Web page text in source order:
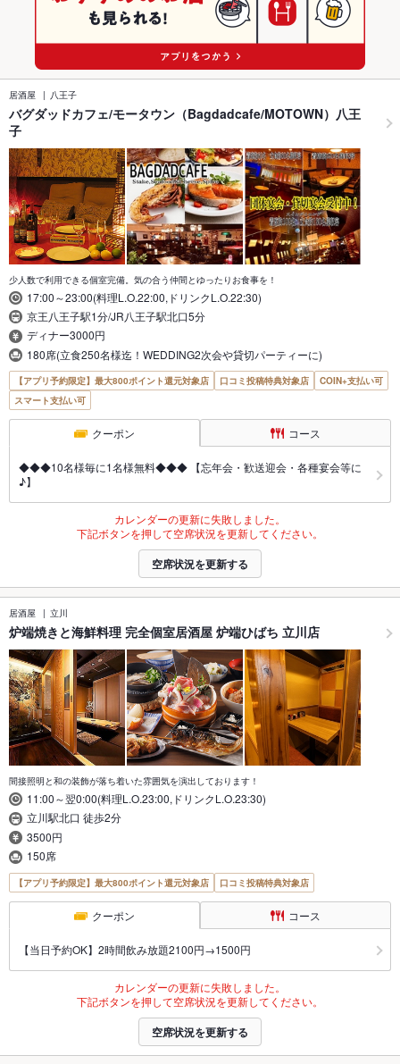
居酒屋 八王子
バグダッドカフェ/モータウン（Bagdadcafe/MOTOWN）八王
子
少人数で利用できる個室完備。気の合う仲間とゆったりお食事を！
17:00～23:00(料理L.O.22:00,ドリンクL.O.22:30)
京王八王子駅1分/JR八王子駅北口5分
ディナー3000円
180席(立食250名様迄！WEDDING2次会や貸切パーティーに)
【アプリ予約限定】最大800ポイント還元対象店 口コミ投稿特典対象店
COIN+支払い可
スマート支払い可
クーポン コース
◆◆◆10名様毎に1名様無料◆◆◆ 【忘年会・歓送迎会・各種宴会等に
♪】
カレンダーの更新に失敗しました。
下記ボタンを押して空席状況を更新してください。
空席状況を更新する
居酒屋 立川
炉端焼きと海鮮料理 完全個室居酒屋 炉端ひばち 立川店
間接照明と和の装飾が落ち着いた雰囲気を演出しております！
11:00～翌0:00(料理L.O.23:00,ドリンクL.O.23:30)
立川駅北口 徒歩2分
3500円
150席
【アプリ予約限定】最大800ポイント還元対象店 口コミ投稿特典対象店
クーポン コース
【当日予約OK】2時間飲み放題2100円→1500円
カレンダーの更新に失敗しました。
下記ボタンを押して空席状況を更新してください。
空席状況を更新する